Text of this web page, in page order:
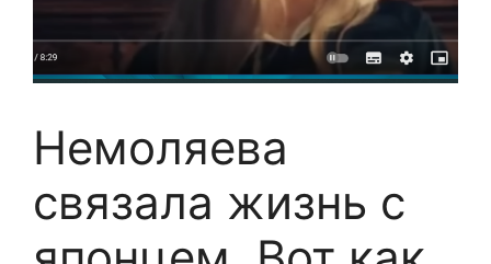
Немоляева
связала жизнь с